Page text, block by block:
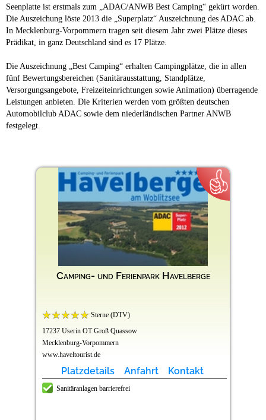
Seenplatte ist erstmals zum „ADAC/ANWB Best Camping“ gekürt worden.
Die Auszeichung löste 2013 die „Superplatz“ Auszeichnung des ADAC ab.
In Mecklenburg-Vorpommern tragen seit diesem Jahr zwei Plätze dieses
Prädikat, in ganz Deutschland sind es 17 Plätze.
Die Auszeichnung „Best Camping“ erhalten Campingplätze, die in allen
fünf Bewertungsbereichen (Sanitärausstattung, Standplätze,
Versorgungsangebote, Freizeiteinrichtungen sowie Animation) überragende
Leistungen anbieten. Die Kriterien werden vom größten deutschen
Automobilclub ADAC sowie dem niederländischen Partner ANWB
festgelegt.
Camping- und Ferienpark Havelberge
Sterne (DTV)
17237 Userin OT Groß Quassow
Mecklenburg-Vorpommern
www.haveltourist.de
Platzdetails Anfahrt Kontakt
Sanitäranlagen barrierefrei